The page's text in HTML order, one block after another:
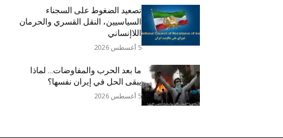
تصعيد الضغوط على السجناء
السياسيين، النقل القسري والحرمان
اللاإنساني
5 أغسطس 2026
ما بعد الحرب والمفاوضات… لماذا
يبقى الحل في إيران نفسها؟
5 أغسطس 2026